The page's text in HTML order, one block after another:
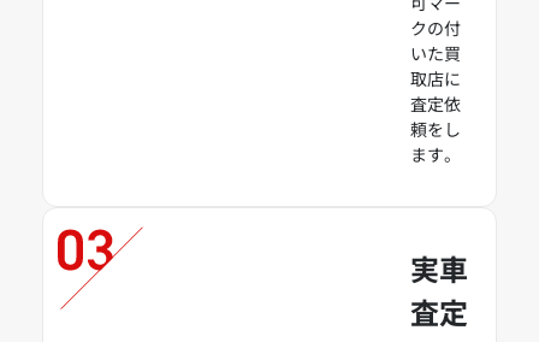
クの付
いた買
取店に
査定依
頼をし
ます。
実車
査定